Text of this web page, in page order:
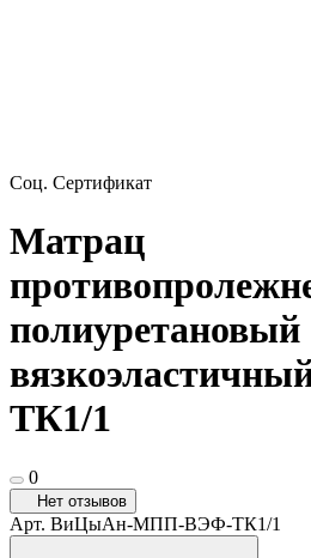
Соц. Сертификат
Матрац
полиуретановый
ТК1/1
0
Нет отзывов
Арт. ВиЦыАн-МПП-ВЭФ-ТК1/1